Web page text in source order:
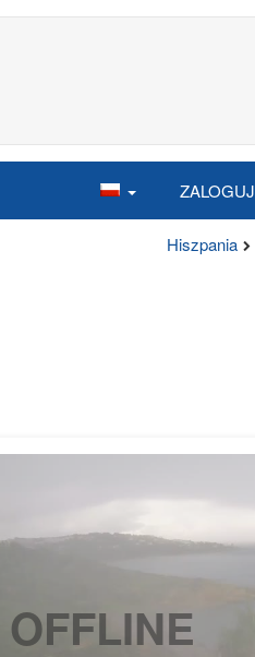
ZALOGUJ
Hiszpania
OFFLINE